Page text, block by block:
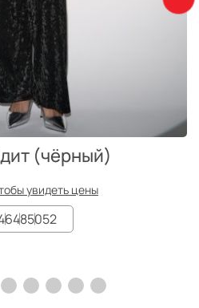
(чёрный)
увидеть цены
485052